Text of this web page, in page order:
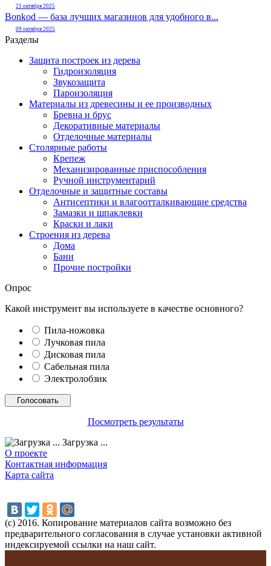
21 октября 2025
Bonkod — база лучших магазинов для удобного в...
09 октября 2025
Разделы
Защита построек из дерева
Гидроизоляция
Звукозащита
Пароизоляция
Материалы из древесины и ее производных
Бревна и брус
Декоративные материалы
Отделочные материалы
Столярные работы
Крепеж
Механизированные приспособления
Ручной инструментарий
Отделочные и защитные составы
Антисептики и влагоотталкивающие средства
Замазки и шпаклевки
Краски и лаки
Строения из дерева
Дома
Бани
Прочие постройки
Опрос
Какой инструмент вы используете в качестве основного?
Пила-ножовка
Лучковая пила
Дисковая пила
Сабельная пила
Электролобзик
Посмотреть результаты
Загрузка ...
О проекте
Контактная информация
Карта сайта
(с) 2016. Копирование материалов сайта возможно без
предварительного согласования в случае установки активной
индексируемой ссылки на наш сайт.